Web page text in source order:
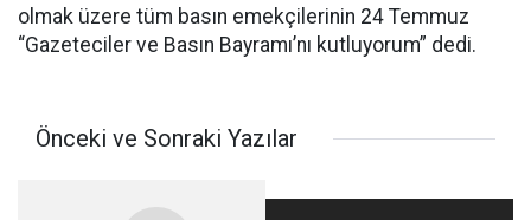
olmak üzere tüm basın emekçilerinin 24 Temmuz
“Gazeteciler ve Basın Bayramı’nı kutluyorum” dedi.
Önceki ve Sonraki Yazılar